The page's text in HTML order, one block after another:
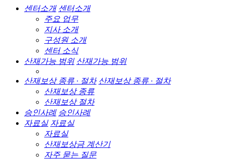
센터소개 센터소개
주요 업무
지사 소개
구성원 소개
센터 소식
산재가능 범위 산재가능 범위
산재보상 종류 · 절차 산재보상 종류 · 절차
산재보상 종류
산재보상 절차
승인사례 승인사례
자료실 자료실
자료실
산재보상금 계산기
자주 묻는 질문